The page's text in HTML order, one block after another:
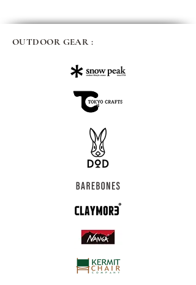
OUTDOOR GEAR :